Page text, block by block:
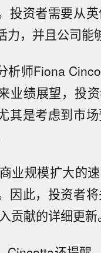
投资者需要从
力，并且公司能
析师Fiona
业绩展望，投
其是考虑到市
业规模扩大的
因此，投资者
贡献的详细更新